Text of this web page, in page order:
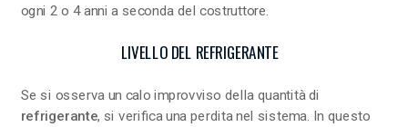
ogni 2 o 4 anni a seconda del costruttore.
LIVELLO DEL REFRIGERANTE
Se si osserva un calo improvviso della quantità di
refrigerante, si verifica una perdita nel sistema. In questo